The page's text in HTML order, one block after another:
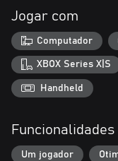
- 606 Itens para
diversos — sempre há
- Trilha Sonora Imersiva:
Jacques, combinando
serenidade acadêmica.
- Diversão para Toda a
intuitiva, perfeita para
Celebre a criatividade e
onde cada momento
Jogar com
Computador
XBOX Series X|S
Handheld
Funcionalidades
Um jogador